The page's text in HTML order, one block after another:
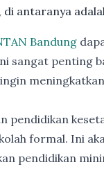
di antaranya
Bandung
sangat penting
pendidikan
formal. Ini
pendidikan